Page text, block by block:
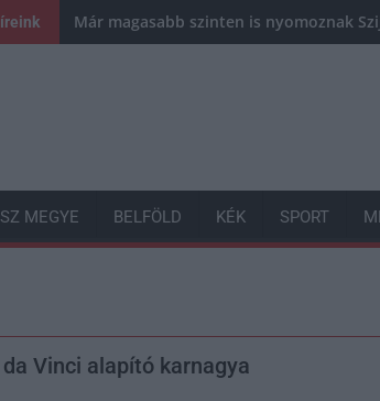
Már magasabb szinten is nyomoznak
MEGYE BELFÖLD KÉK SPORT
Vinci alapító karnagya